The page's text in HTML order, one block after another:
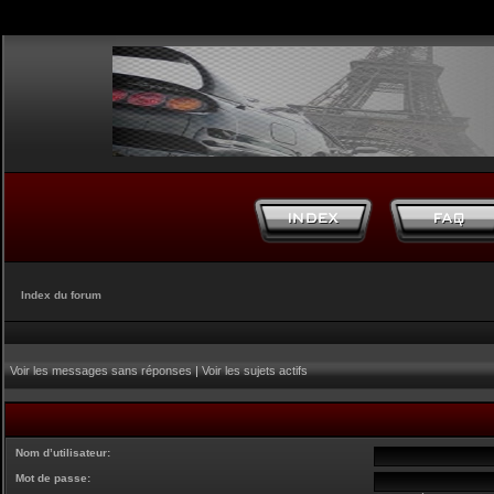
Index du forum
Voir les messages sans réponses|Voir les sujets actifs
Nom d’utilisateur:
Mot de passe: